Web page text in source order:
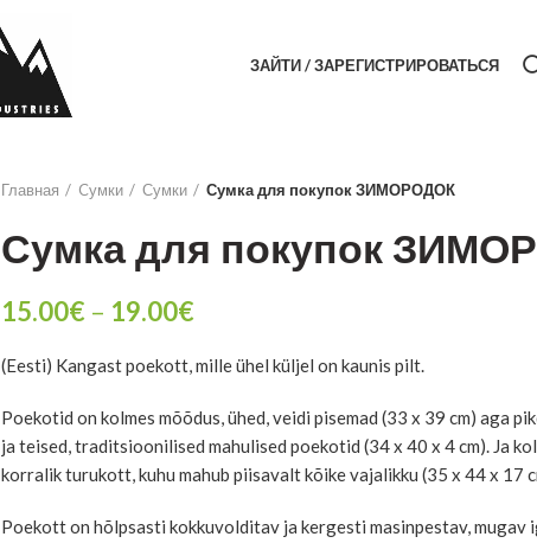
ЗАЙТИ / ЗАРЕГИСТРИРОВАТЬСЯ
Главная Cумки Сумки Сумка для покупок ЗИМОРОДОК
Сумка для покупок
15.00€ – 19.00€Диапазон
15.00€
19.00€
(Eesti) Kangast poekott, mille ühel küljel on kaunis pilt.
Poekotid on kolmes mõõdus, ühed, veidi pisemad (33 x 39 cm) aga
ja teised, traditsioonilised mahulised poekotid (34 x 40 x 4 cm). Ja
korralik turukott, kuhu mahub piisavalt kõike vajalikku (35 x 44 x 17
Poekott on hõlpsasti kokkuvolditav ja kergesti masinpestav, mugav